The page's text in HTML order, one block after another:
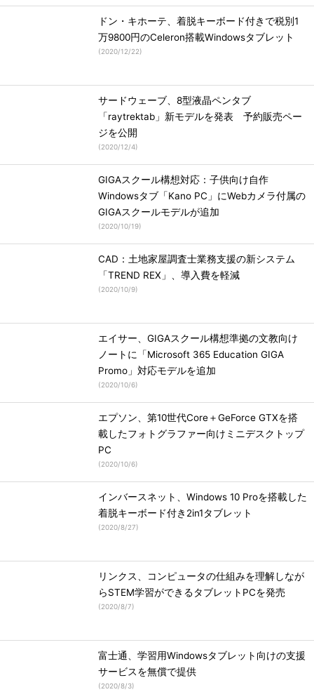
ドン・キホーテ、着脱キーボード付きで税別1
万9800円のCeleron搭載Windowsタブレット
(2020/12/22)
サードウェーブ、8型液晶ペンタブ
「raytrektab」新モデルを発表 予約販売ペー
ジを公開
(2020/12/4)
GIGAスクール構想対応：子供向け自作
Windowsタブ「Kano PC」にWebカメラ付属の
GIGAスクールモデルが追加
(2020/10/19)
CAD：土地家屋調査士業務支援の新システム
「TREND REX」、導入費を軽減
(2020/10/9)
エイサー、GIGAスクール構想準拠の文教向け
ノートに「Microsoft 365 Education GIGA
Promo」対応モデルを追加
(2020/10/6)
エプソン、第10世代Core＋GeForce GTXを搭
載したフォトグラファー向けミニデスクトップ
PC
(2020/10/6)
インバースネット、Windows 10 Proを搭載した
着脱キーボード付き2in1タブレット
(2020/8/27)
リンクス、コンピュータの仕組みを理解しなが
らSTEM学習ができるタブレットPCを発売
(2020/8/7)
富士通、学習用Windowsタブレット向けの支援
サービスを無償で提供
(2020/8/3)